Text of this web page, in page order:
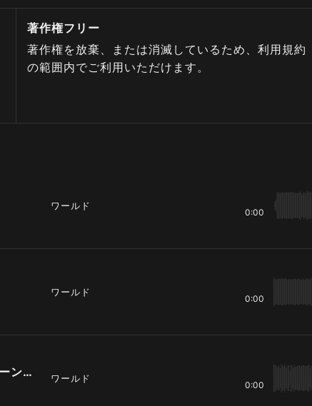
著作権フリー
著作権を放棄、または消滅しているため、利用規約
の範囲内でご利用いただけます。
ワールド
0:00
ワールド
0:00
真夏のska（30秒バージョン パターンＡ） ワールド
0:00